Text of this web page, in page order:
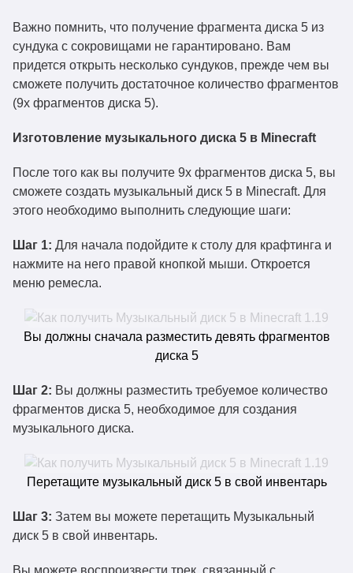
Важно помнить, что получение фрагмента диска 5 из
сундука с сокровищами не гарантировано. Вам
придется открыть несколько сундуков, прежде чем вы
сможете получить достаточное количество фрагментов
(9x фрагментов диска 5).
Изготовление музыкального диска 5 в Minecraft
После того как вы получите 9x фрагментов диска 5, вы
сможете создать музыкальный диск 5 в Minecraft. Для
этого необходимо выполнить следующие шаги:
Шаг 1: Для начала подойдите к столу для крафтинга и
нажмите на него правой кнопкой мыши. Откроется
меню ремесла.
Вы должны сначала разместить девять фрагментов
диска 5
Шаг 2: Вы должны разместить требуемое количество
фрагментов диска 5, необходимое для создания
музыкального диска.
Перетащите музыкальный диск 5 в свой инвентарь
Шаг 3: Затем вы можете перетащить Музыкальный
диск 5 в свой инвентарь.
Вы можете воспроизвести трек, связанный с